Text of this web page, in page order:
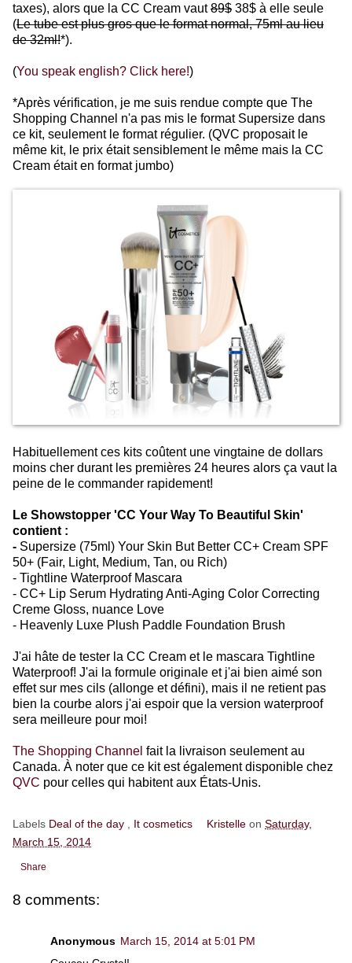
taxes), alors que la CC Cream vaut89$ 38$ à elle seule
(Le tube est plus gros que le format normal, 75ml au lieu
de 32ml!*).
(You speak english? Click here!)
*Après vérification, je me suis rendue compte que The
Shopping Channel n'a pas mis le format Supersize dans
ce kit, seulement le format régulier. (QVC proposait le
même kit, le prix était sensiblement le même mais la CC
Cream était en format jumbo)
Habituellement ces kits coûtent une vingtaine de dollars
moins cher durant les premières 24 heures alors ça vaut la
peine de le commander rapidement!
Le Showstopper 'CC Your Way To Beautiful Skin'
contient :
- Supersize (75ml) Your Skin But Better CC+ Cream SPF
50+ (Fair, Light, Medium, Tan, ou Rich)
- Tightline Waterproof Mascara
- CC+ Lip Serum Hydrating Anti-Aging Color Correcting
Creme Gloss, nuance Love
- Heavenly Luxe Plush Paddle Foundation Brush
J'ai hâte de tester la CC Cream et le mascara Tightline
Waterproof! J'ai la formule originale et j'ai bien aimé son
effet sur mes cils (allonge et défini), mais il ne retient pas
bien la courbe alors j'ai espoir que la version waterproof
sera meilleure pour moi!
The Shopping Channel fait la livraison seulement au
Canada. À noter que ce kit est également disponible chez
QVC pour celles qui habitent aux États-Unis.
Labels Deal of the day It cosmetics Kristelle onSaturday,
March 15, 2014
Share
8 comments:
Anonymous March 15, 2014 at 5:01 PM